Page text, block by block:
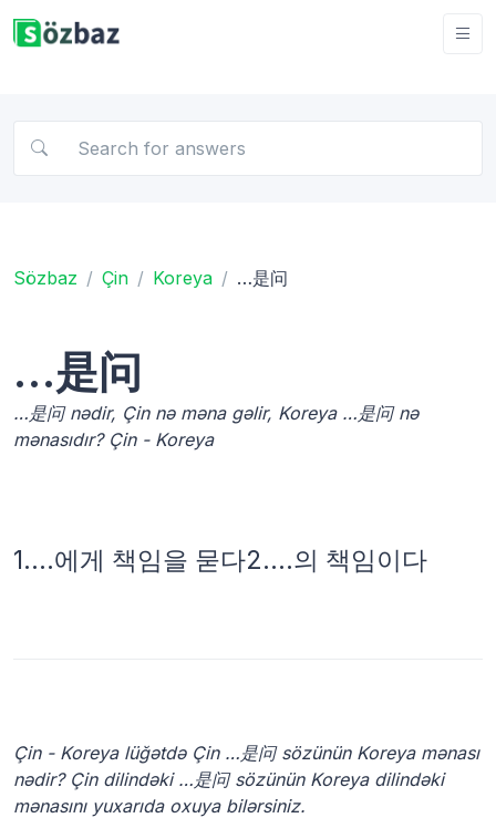
Sözbaz Çin Koreya …是问
…是问
…是问 nədir, Çin nə məna gəlir, Koreya …是问 nə
mənasıdır? Çin - Koreya
1.…에게 책임을 묻다2.…의 책임이다
Çin - Koreya lüğətdə Çin …是问 sözünün Koreya mənası
nədir? Çin dilindəki …是问 sözünün Koreya dilindəki
mənasını yuxarıda oxuya bilərsiniz.